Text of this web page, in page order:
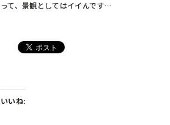
って、景観としてはイイんです…
いいね: